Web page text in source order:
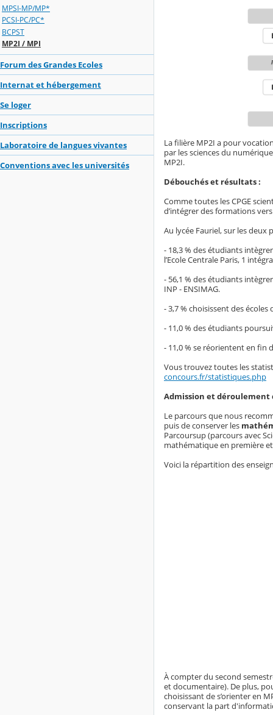
MPSI-MP/MP*
PCSI-PC/PC*
BCPST
MP2I / MPI
Forum des Grandes Ecoles
Internat et hébergement
Se loger
Inscriptions
Laboratoire de langues vivantes
Conventions avec les universités
La filière MP2I a pour
par les sciences du
MP2I.
Débouchés et résultats :
Comme toutes les CPGE
d’intégrer des formations
Au lycée Fauriel, sur les
- 18,3 % des étudiants
l’Ecole Centrale Paris, 1
- 56,1 % des étudiants
INP - ENSIMAG.
- 3,7 % choisissent des
- 11,0 % des étudiants
- 11,0 % se réorientent en fin
Vous trouvez toutes les
concours.fr/statistiques.php
Admission et déroulement
Le parcours que nous
puis de conserver les
Parcoursup (parcours avec
mathématique en première
Voici la répartition des
À compter du second
et documentaire). De plus,
choisissant de s’orienter en
conservant la part